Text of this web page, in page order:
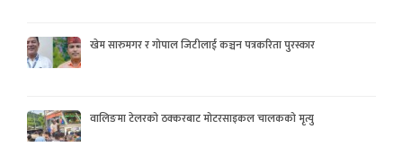
खेम सारुमगर र गोपाल जिटीलाई कञ्चन पत्रकरिता पुरस्कार
वालिङमा टेलरको ठक्करबाट मोटरसाइकल चालकको मृत्यु